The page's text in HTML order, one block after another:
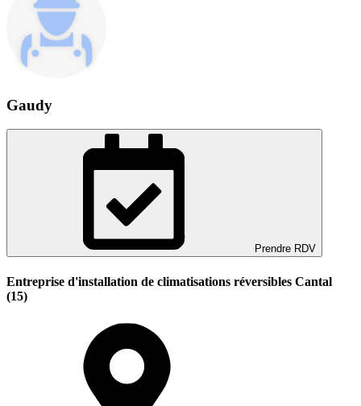
Gaudy
Prendre RDV
Entreprise d'installation de climatisations réversibles Cantal
(15)